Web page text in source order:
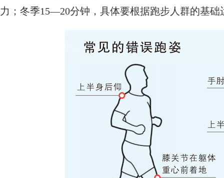
力；冬季15—20分钟，具体要根据跑步人群的基